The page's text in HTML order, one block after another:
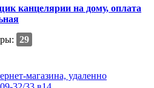
канцелярии на дому, оплата
29